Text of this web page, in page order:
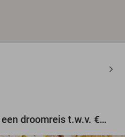
Maak gratis kans op een droomreis t.w.v. €3.000!